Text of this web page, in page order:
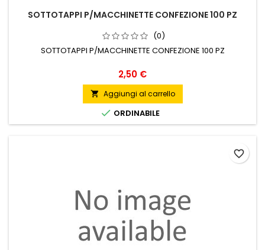
SOTTOTAPPI P/MACCHINETTE CONFEZIONE 100 PZ
(0)
SOTTOTAPPI P/MACCHINETTE CONFEZIONE 100 PZ
Prezzo
2,50 €
 Aggiungi al carrello
 ORDINABILE
favorite_border